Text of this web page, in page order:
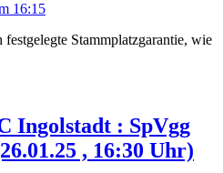
16:15
Stammplatzgarantie, wie
Ingolstadt : SpVgg
, 16:30 Uhr)